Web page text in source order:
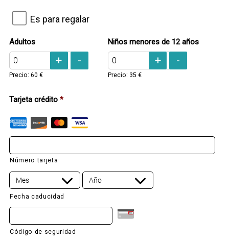
*
h
a
a
r
Es para regalar
a
d
l
t
s
N
o
s
P
n
i
Adultos
+ -
Precio: 60 €
Niños menores de 12 años
+ -
Precio: 35 €
Tarjeta crédito *
Número tarjeta
Fecha caducidad
Código de seguridad